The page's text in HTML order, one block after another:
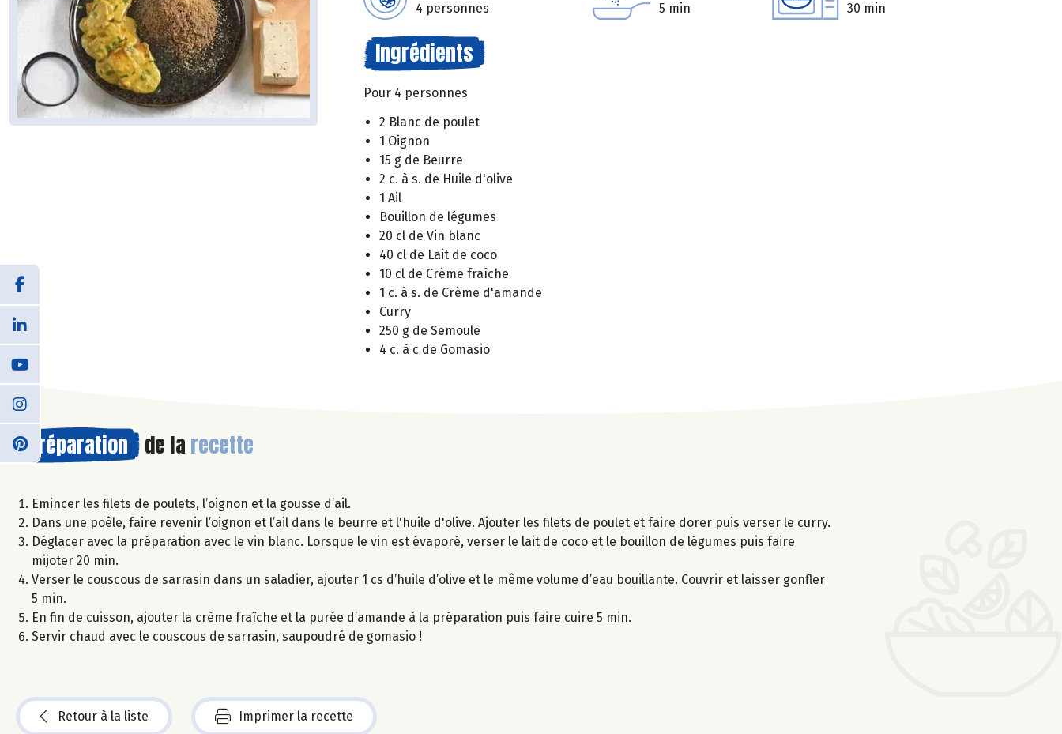
4 personnes 5 min 30 min
Ingrédients
Pour 4 personnes
2 Blanc de poulet
1 Oignon
15 g de Beurre
2 c. à s. de Huile d'olive
1 Ail
Bouillon de légumes
20 cl de Vin blanc
40 cl de Lait de coco
10 cl de Crème fraîche
1 c. à s. de Crème d'amande
Curry
250 g de Semoule
4 c. à c de Gomasio
Préparation de la recette
Emincer les filets de poulets, l’oignon et la gousse d’ail.
Dans une poêle, faire revenir l’oignon et l’ail dans le beurre et l'huile d'olive. Ajouter les filets de poulet et faire dorer puis verser le curry.
Déglacer avec la préparation avec le vin blanc. Lorsque le vin est évaporé, verser le lait de coco et le bouillon de légumes puis faire
mijoter 20 min.
Verser le couscous de sarrasin dans un saladier, ajouter 1 cs d’huile d’olive et le même volume d’eau bouillante. Couvrir et laisser gonfler
5 min.
En fin de cuisson, ajouter la crème fraîche et la purée d’amande à la préparation puis faire cuire 5 min.
Servir chaud avec le couscous de sarrasin, saupoudré de gomasio !
Retour à la liste Imprimer la recette